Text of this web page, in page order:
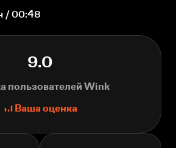
/ 00:48
9.0
пользователей Wink
Ваша оценка